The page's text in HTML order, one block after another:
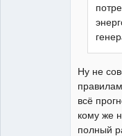
Ну не
всё
кому же
полный